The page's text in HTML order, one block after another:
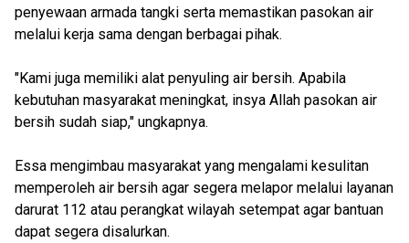
penyewaan armada tangki serta memastikan pasokan air
melalui kerja sama dengan berbagai pihak.
"Kami juga memiliki alat penyuling air bersih. Apabila
kebutuhan masyarakat meningkat, insya Allah pasokan air
bersih sudah siap," ungkapnya.
Essa mengimbau masyarakat yang mengalami kesulitan
memperoleh air bersih agar segera melapor melalui layanan
darurat 112 atau perangkat wilayah setempat agar bantuan
dapat segera disalurkan.